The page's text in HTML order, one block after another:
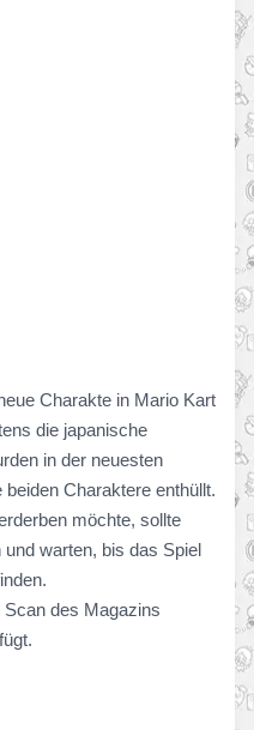
Charakte in Mario Kart
die japanische
in der neuesten
Charaktere enthüllt.
möchte, sollte
warten, bis das Spiel
Scan des Magazins